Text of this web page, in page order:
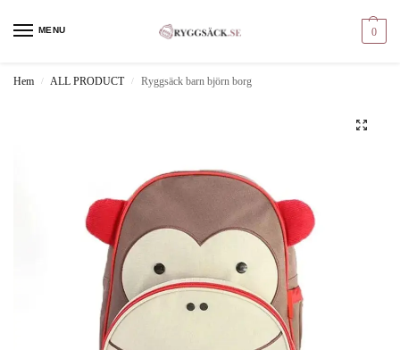
MENU 0
Hem / ALL PRODUCT / Ryggsäck barn björn borg